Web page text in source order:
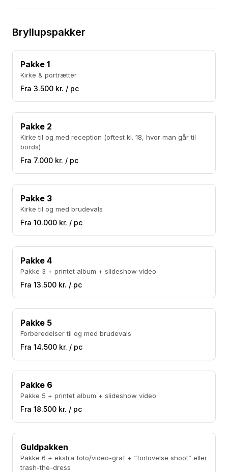
af dine mest betydningsfulde øjeblikke og skabe
fremover. 📷
Bryllupspakker
Pakke 1
Kirke & portrætter
Fra 3.500 kr. / pc
Pakke 2
Kirke til og med reception (oftest kl. 18, hvor man går til
bords)
Fra 7.000 kr. / pc
Pakke 3
Kirke til og med brudevals
Fra 10.000 kr. / pc
Pakke 4
Pakke 3 + printet album + slideshow video
Fra 13.500 kr. / pc
Pakke 5
Forberedelser til og med brudevals
Fra 14.500 kr. / pc
Pakke 6
Pakke 5 + printet album + slideshow video
Fra 18.500 kr. / pc
Guldpakken
Pakke 6 + ekstra foto/video-graf + “forlovelse shoot” eller
trash-the-dress